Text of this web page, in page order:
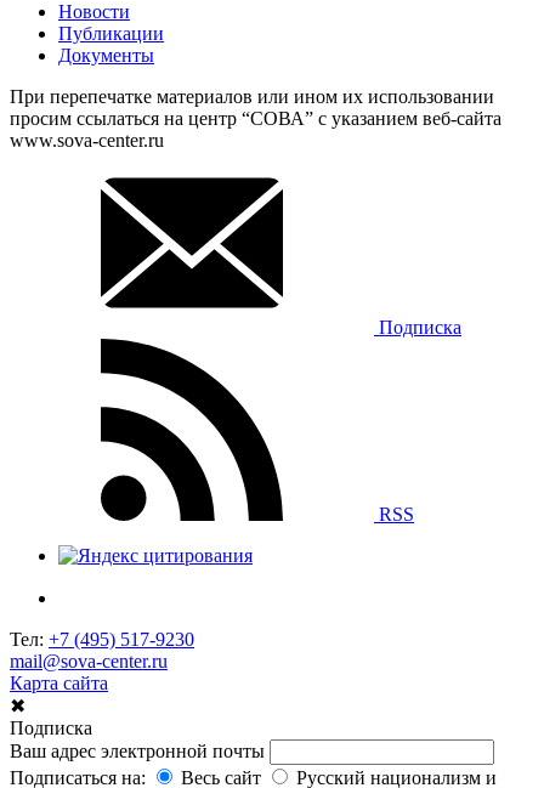
Новости
Публикации
Документы
При перепечатке материалов или ином их использовании
просим ссылаться на центр “СОВА” с указанием веб-сайта
www.sova-center.ru
Подписка
RSS
Тел: +7 (495) 517-9230
mail@sova-center.ru
Карта сайта
✖
Подписка
Ваш адрес электронной почты
Подписаться на:
Весь сайт Русский национализм и